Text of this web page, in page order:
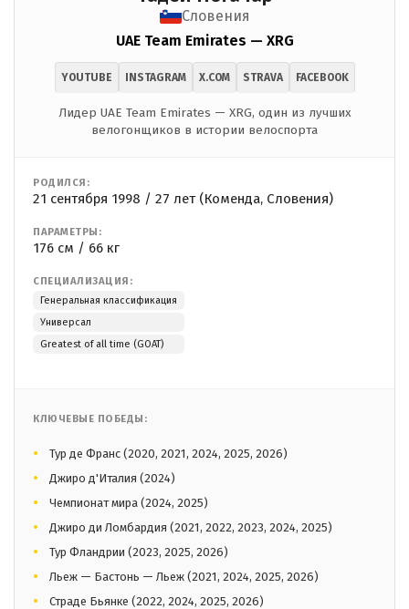
Словения
UAE Team Emirates — XRG
YOUTUBE INSTAGRAM X.COM STRAVA FACEBOOK
Лидер UAE Team Emirates — XRG, один из лучших
велогонщиков в истории велоспорта
РОДИЛСЯ:
21 сентября 1998 / 27 лет (Коменда, Словения)
ПАРАМЕТРЫ:
176 см / 66 кг
СПЕЦИАЛИЗАЦИЯ:
Генеральная классификация
Универсал
Greatest of all time (GOAT)
КЛЮЧЕВЫЕ ПОБЕДЫ:
Тур де Франс (2020, 2021, 2024, 2025, 2026)
Джиро д'Италия (2024)
Чемпионат мира (2024, 2025)
Джиро ди Ломбардия (2021, 2022, 2023, 2024, 2025)
Тур Фландрии (2023, 2025, 2026)
Льеж — Бастонь — Льеж (2021, 2024, 2025, 2026)
Страде Бьянке (2022, 2024, 2025, 2026)